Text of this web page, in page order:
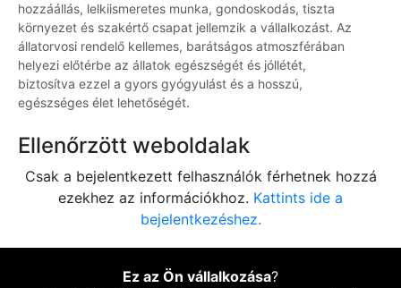
hozzáállás, lelkiismeretes munka, gondoskodás, tiszta
környezet és szakértő csapat jellemzik a vállalkozást. Az
állatorvosi rendelő kellemes, barátságos atmoszférában
helyezi előtérbe az állatok egészségét és jóllétét,
biztosítva ezzel a gyors gyógyulást és a hosszú,
egészséges élet lehetőségét.
Ellenőrzött weboldalak
Csak a bejelentkezett felhasználók férhetnek hozzá
ezekhez az információkhoz. Kattints ide a
bejelentkezéshez.
Ez az Ön vállalkozása?